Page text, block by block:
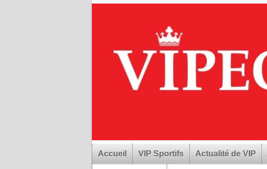
Accueil VIP Sportifs Actualité de VIP